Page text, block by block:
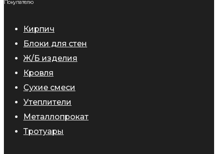
Покупателю
Кирпич
Блоки для стен
Ж/Б изделия
Кровля
Сухие смеси
Утеплители
Металлопрокат
Тротуары